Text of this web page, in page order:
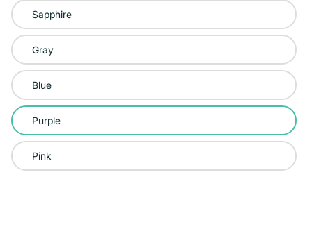
agotada
o
no
disponible
Sapphire
Gray
Blue
Purple
Pink